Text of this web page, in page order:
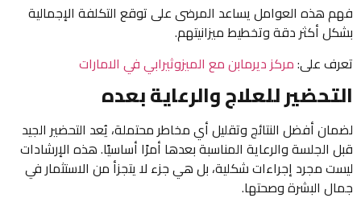
فهم هذه العوامل يساعد المرضى على توقع التكلفة الإجمالية
بشكل أكثر دقة وتخطيط ميزانيتهم.
تعرف على:مركز ديرمابن مع الميزوثيرابي في الامارات
التحضير للعلاج والرعاية بعده
لضمان أفضل النتائج وتقليل أي مخاطر محتملة، يُعد التحضير الجيد
قبل الجلسة والرعاية المناسبة بعدها أمرًا أساسيًا. هذه الإرشادات
ليست مجرد إجراءات شكلية، بل هي جزء لا يتجزأ من الاستثمار في
جمال البشرة وصحتها.